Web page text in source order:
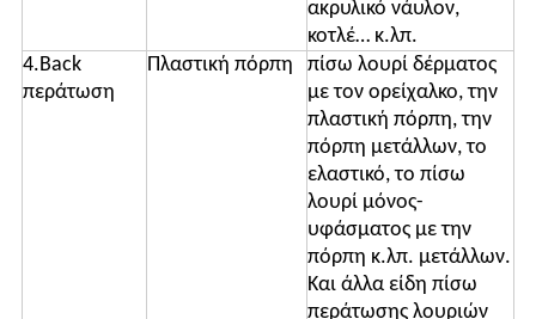
ακρυλικό νάυλον,
κοτλέ… κ.λπ.
4.Back
περάτωση
Πλαστική πόρπη
πίσω λουρί δέρματος
με τον ορείχαλκο, την
πλαστική πόρπη, την
πόρπη μετάλλων, το
ελαστικό, το πίσω
λουρί μόνος-
υφάσματος με την
πόρπη κ.λπ. μετάλλων.
Και άλλα είδη πίσω
περάτωσης λουριών